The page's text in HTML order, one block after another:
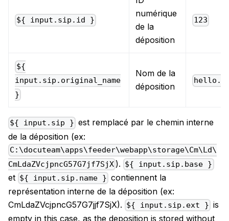
${ input.sip.id }
numérique
de la
déposition
123
${
input.sip.original_name
}
Nom de la
déposition
${ input.sip } est remplacé par le chemin interne
de la déposition (ex:
C:\docuteam\apps\feeder\webapp\storage\Cm\Ld\
CmLdaZVcjpncG57G7jf7SjX ). ${ input.sip.base }
et ${ input.sip.name } contiennent la
représentation interne de la déposition (ex:
CmLdaZVcjpncG57G7jjf7SjX). ${ input.sip.ext } is
empty in this case, as the deposition is stored without